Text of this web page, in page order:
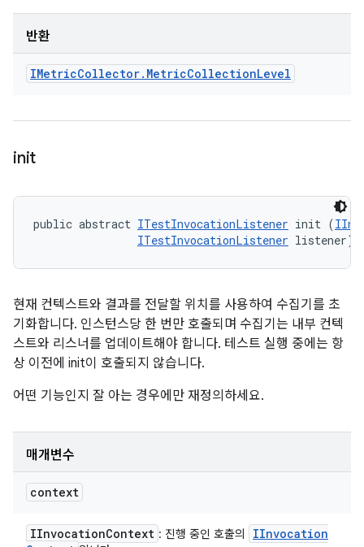
반환
IMetricCollector. MetricCollectionLevel
init
public abstract ITestInvocationListener init (
ITestInvocationListener listener)
현재 컨텍스트와 결과를 전달할 위치를 사용하여 수집기를 초
기화합니다. 인스턴스당 한 번만 호출되며 수집기는 내부 컨텍
스트와 리스너를 업데이트해야 합니다. 테스트 실행 중에는 항
상 이전에 init이 호출되지 않습니다.
어떤 기능인지 잘 아는 경우에만 재정의하세요.
매개변수
context
IInvocationContext : 진행 중인 호출의
IInvocation